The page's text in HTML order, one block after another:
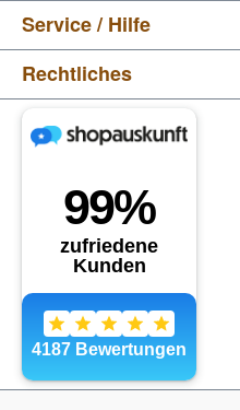
Service / Hilfe
Rechtliches